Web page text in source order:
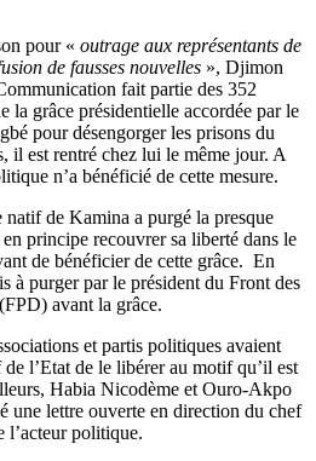
pour « outrage aux représentants de
de fausses nouvelles », Djimon
fait partie des 352
la grâce présidentielle accordée par le
pour désengorger les prisons du
il est rentré chez lui le même jour. A
n’a bénéficié de cette mesure.
de Kamina a purgé la presque
principe recouvrer sa liberté dans le
de bénéficier de cette grâce. En
à purger par le président du Front des
avant la grâce.
et partis politiques avaient
l’Etat de le libérer au motif qu’il est
Habia Nicodème et Ouro-Akpo
une lettre ouverte en direction du chef
l’acteur politique.